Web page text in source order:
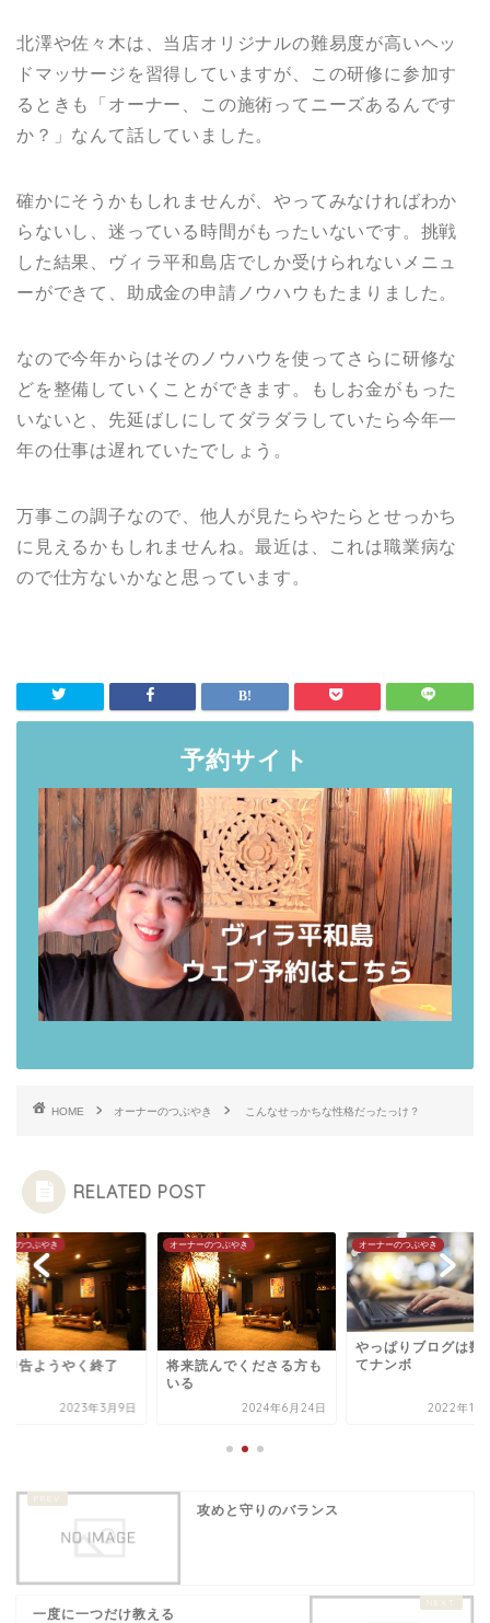
北澤や佐々木は、当店オリジナルの難易度が高いヘッ
ドマッサージを習得していますが、この研修に参加す
るときも「オーナー、この施術ってニーズあるんです
か？」なんて話していました。
確かにそうかもしれませんが、やってみなければわか
らないし、迷っている時間がもったいないです。挑戦
した結果、ヴィラ平和島店でしか受けられないメニュ
ーができて、助成金の申請ノウハウもたまりました。
なので今年からはそのノウハウを使ってさらに研修な
どを整備していくことができます。もしお金がもった
いないと、先延ばしにしてダラダラしていたら今年一
年の仕事は遅れていたでしょう。
万事この調子なので、他人が見たらやたらとせっかち
に見えるかもしれませんね。最近は、これは職業病な
ので仕方ないかなと思っています。
予約サイト
HOME オーナーのつぶやき こんなせっかちな性格だったっけ？
RELATED POST
ーのつぶやき
申告ようやく終了
2023年3月9日
オーナーのつぶやき
将来読んでくださる方も
いる
2024年6月24日
オーナーのつぶやき
やっぱりブログは数
てナンボ
2022年11
攻めと守りのバランス
一度に一つだけ教える